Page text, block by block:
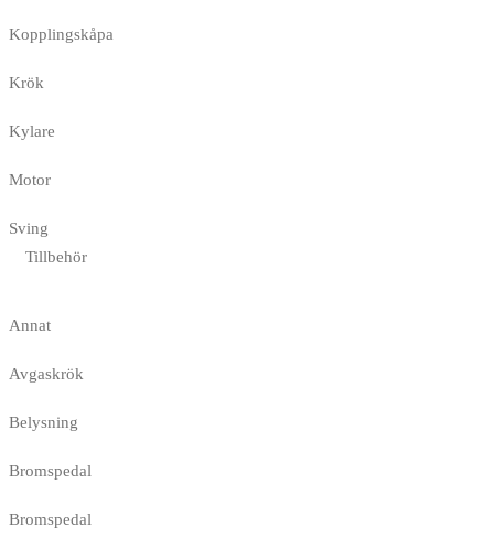
Kopplingskåpa
Krök
Kylare
Motor
Sving
Tillbehör
Annat
Avgaskrök
Belysning
Bromspedal
Bromspedal